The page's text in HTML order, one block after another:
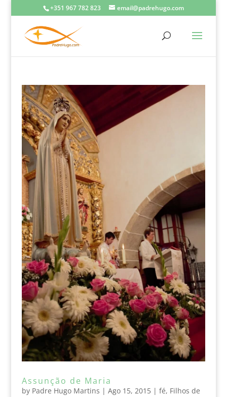
+351 967 782 823 email@padrehugo.com
Assunção de Maria
by Padre Hugo Martins | Ago 15, 2015| fé, Filhos de